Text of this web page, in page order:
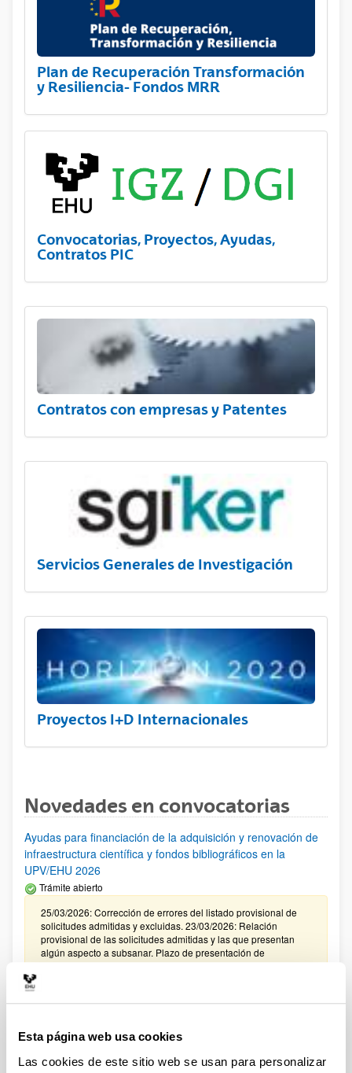
Esta página web usa cookies
Las cookies de este sitio web se usan para personalizar
Plan de Recuperación Transformación
y Resiliencia- Fondos MRR
Convocatorias, Proyectos, Ayudas,
Contratos PIC
Contratos con empresas y Patentes
Servicios Generales de Investigación
Proyectos I+D Internacionales
Novedades en convocatorias
Ayudas para financiación de la adquisición y renovación de
infraestructura científica y fondos bibliográficos en la
UPV/EHU 2026
Trámite abierto
25/03/2026: Corrección de errores del listado provisional de
solicitudes admitidas y excluidas. 23/03/2026: Relación
provisional de las solicitudes admitidas y las que presentan
algún aspecto a subsanar. Plazo de presentación de
alegaciones: del 24/03/2026 al 09/04/2026 (ambos incluídos)
Convocatoria de ayudas para el fomento de la cultura
Abierto el plazo de presentación: 01/07/2026 - 16/09/2026 13:00
Plazo interno para envío documentación: propuestas